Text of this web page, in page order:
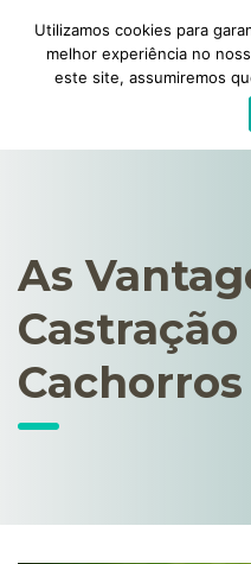
As
Castração
Utilizamos cookies para
melhor experiência no
este site, assumiremos